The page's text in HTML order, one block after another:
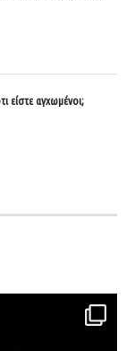
είστε αγχωμένοι;